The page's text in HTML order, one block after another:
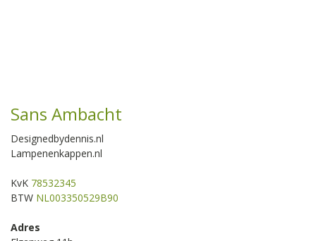
Sans Ambacht
Designedbydennis.nl
Lampenenkappen.nl
KvK 78532345
BTW NL003350529B90
Adres